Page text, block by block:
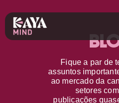
Fique a par de
assuntos
ao mercado da
setores
publicações